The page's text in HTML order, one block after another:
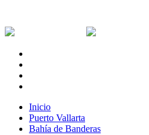
Inicio
Puerto Vallarta
Bahía de Banderas